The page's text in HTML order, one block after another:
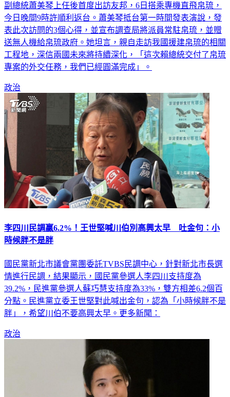
副總統蕭美琴上任後首度出訪友邦，6日搭乘專機直飛帛琉，
今日晚間9時許順利返台。蕭美琴抵台第一時間發表演說，發
表此次訪問的3個心得，並宣布調查局將派員常駐帛琉，並贈
送無人機給帛琉政府。她坦言，親自走訪我國援建帛琉的相關
工程地，深信兩國未來將持續深化，「這次賴總統交付了帛琉
專案的外交任務，我們已經圓滿完成」。
政治
李四川民調贏6.2%！王世堅喊川伯別高興太早 吐金句：小
時候胖不是胖
國民黨新北市議會黨團委託TVBS民調中心，針對新北市長選
情進行民調，結果顯示，國民黨參選人李四川支持度為
39.2%，民進黨參選人蘇巧慧支持度為33%，雙方相差6.2個百
分點。民進黨立委王世堅對此喊出金句，認為「小時候胖不是
胖」，希望川伯不要高興太早。更多新聞：
政治